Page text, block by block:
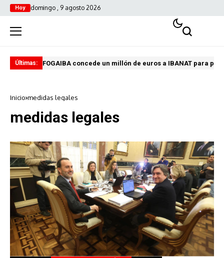
Hoy domingo , 9 agosto 2026
Últimas: FOGAIBA concede un millón de euros a IBANAT para
Inicio medidas legales
medidas legales